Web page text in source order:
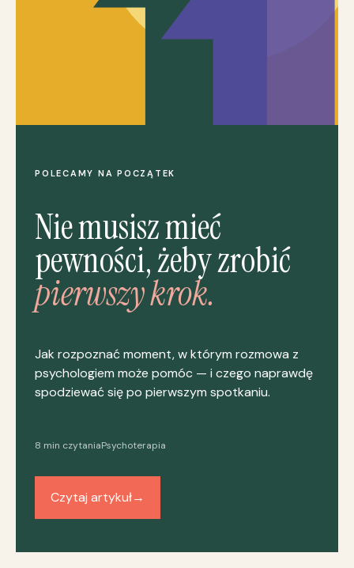
POLECAMY NA POCZĄTEK
Nie musisz mieć
pewności, żeby zrobić
pierwszy krok.
Jak rozpoznać moment, w którym rozmowa z
psychologiem może pomóc — i czego naprawdę
spodziewać się po pierwszym spotkaniu.
8 min czytaniaPsychoterapia
Czytaj artykuł→